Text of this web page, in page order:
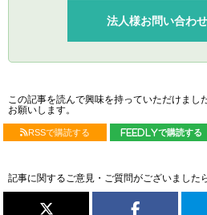
法人様お問い合わ
この記事を読んで興味を持っていただけまし
お願いします。
RSSで購読する feedlyで購読する
記事に関するご意見・ご質問がございました